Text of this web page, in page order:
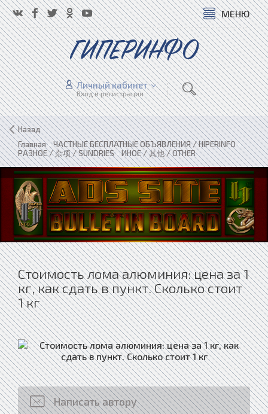
МЕНЮ
ГИПЕРИНФО
Личный кабинет
Вход и регистрация
Назад
Главная»ЧАСТНЫЕ БЕСПЛАТНЫЕ ОБЪЯВЛЕНИЯ / HIPERINFO»
РАЗНОЕ / 杂项 / SUNDRIES»ИНОЕ / 其他 / OTHER
Стоимость лома алюминия: цена за 1
кг, как сдать в пункт. Сколько стоит
1 кг
Написать автору